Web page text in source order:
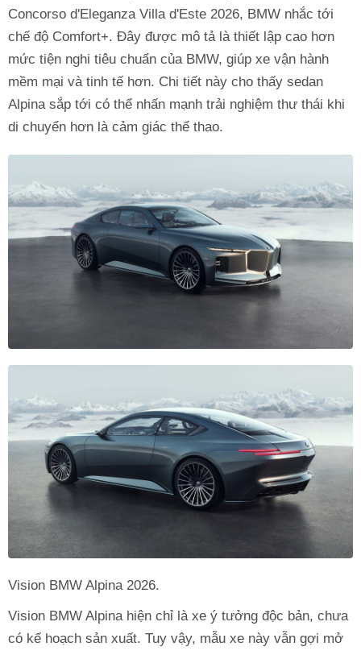
Concorso d'Eleganza Villa d'Este 2026, BMW nhắc tới
chế độ Comfort+. Đây được mô tả là thiết lập cao hơn
mức tiện nghi tiêu chuẩn của BMW, giúp xe vận hành
mềm mại và tinh tế hơn. Chi tiết này cho thấy sedan
Alpina sắp tới có thể nhấn mạnh trải nghiệm thư thái khi
di chuyển hơn là cảm giác thể thao.
Vision BMW Alpina 2026.
Vision BMW Alpina hiện chỉ là xe ý tưởng độc bản, chưa
có kế hoạch sản xuất. Tuy vậy, mẫu xe này vẫn gợi mở